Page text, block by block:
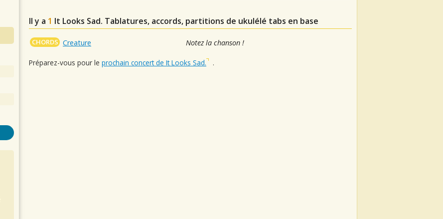
Il y a 1 It Looks Sad. Tablatures, accords, partitions de ukulélé tabs en base
CHORDS Creature Notez la chanson !
Préparez-vous pour le prochain concert de It Looks Sad. .